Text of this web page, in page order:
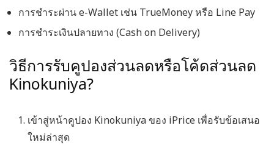
การชำระผ่าน e-Wallet เช่น TrueMoney หรือ Line Pay
การชำระเงินปลายทาง (Cash on Delivery)
วิธีการรับคูปองส่วนลดหรือโค้ดส่วนลด
Kinokuniya?
เข้าสู่หน้าคูปอง Kinokuniya ของ iPrice เพื่อรับข้อเสนอ
ใหม่ล่าสุด